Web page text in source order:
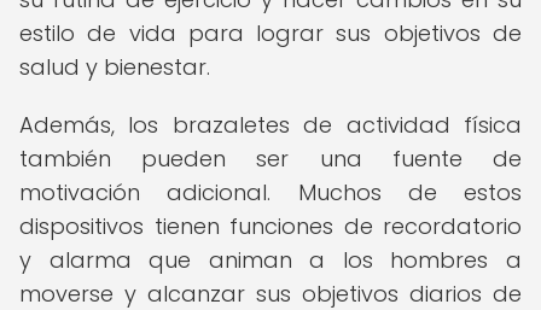
estilo de vida para lograr sus objetivos de
salud y bienestar.
Además, los brazaletes de actividad física
también pueden ser una fuente de
motivación adicional. Muchos de estos
dispositivos tienen funciones de recordatorio
y alarma que animan a los hombres a
moverse y alcanzar sus objetivos diarios de